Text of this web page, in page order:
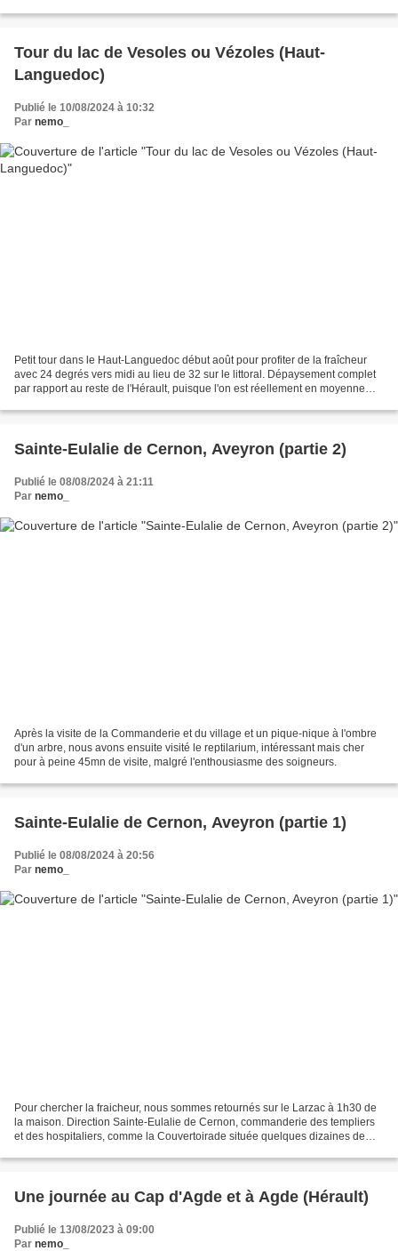
Tour du lac de Vesoles ou Vézoles (Haut-
Languedoc)
Publié le 10/08/2024 à 10:32
Par nemo_
Petit tour dans le Haut-Languedoc début août pour profiter de la fraîcheur
avec 24 degrés vers midi au lieu de 32 sur le littoral. Dépaysement complet
par rapport au reste de l'Hérault, puisque l'on est réellement en moyenne
Sainte-Eulalie de Cernon, Aveyron (partie 2)
Publié le 08/08/2024 à 21:11
Par nemo_
Après la visite de la Commanderie et du village et un pique-nique à l'ombre
d'un arbre, nous avons ensuite visité le reptilarium, intéressant mais cher
pour à peine 45mn de visite, malgré l'enthousiasme des soigneurs.
Sainte-Eulalie de Cernon, Aveyron (partie 1)
Publié le 08/08/2024 à 20:56
Par nemo_
Pour chercher la fraicheur, nous sommes retournés sur le Larzac à 1h30 de
la maison. Direction Sainte-Eulalie de Cernon, commanderie des templiers
et des hospitaliers, comme la Couvertoirade située quelques dizaines de
Une journée au Cap d'Agde et à Agde (Hérault)
Publié le 13/08/2023 à 09:00
Par nemo_